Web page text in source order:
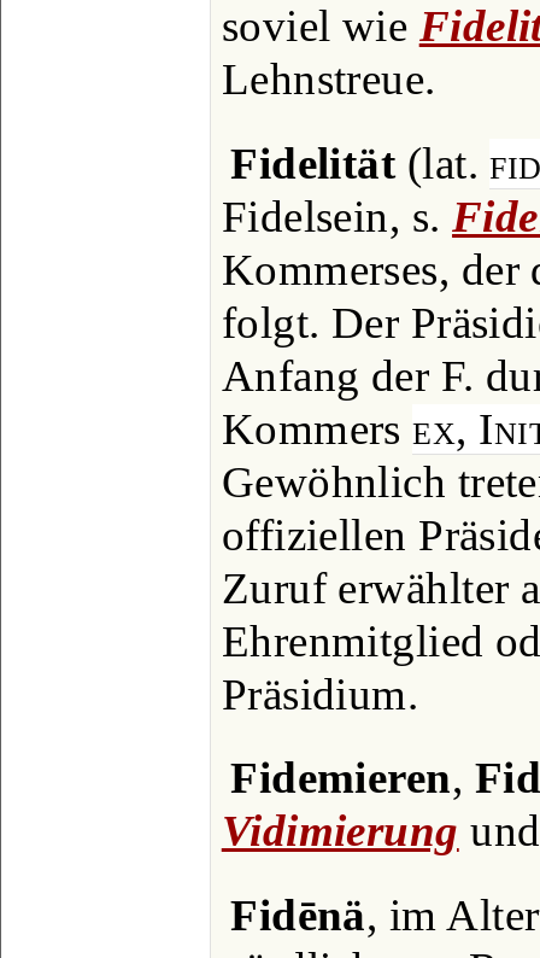
soviel wie
Lehnstreue.
Fidelität(lat.
Fidelsein, s.
Kommerses,
folgt. Der
Anfang der F.
Kommersex,
Gewöhnlich
offiziellen
Zuruf erwählter
Ehrenmitglied
Präsidium.
Fidemieren,
Vidimierung
Fidēnä, im